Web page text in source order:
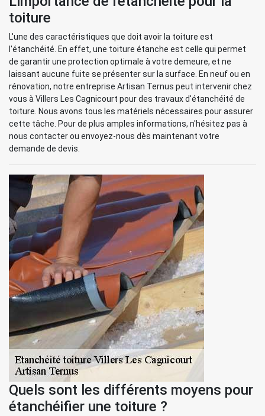
toiture
L'une des caractéristiques que doit avoir la toiture est
l'étanchéité. En effet, une toiture étanche est celle qui permet
de garantir une protection optimale à votre demeure, et ne
laissant aucune fuite se présenter sur la surface. En neuf ou en
rénovation, notre entreprise Artisan Ternus peut intervenir chez
vous à Villers Les Cagnicourt pour des travaux d'étanchéité de
toiture. Nous avons tous les matériels nécessaires pour assurer
cette tâche. Pour de plus amples informations, n'hésitez pas à
nous contacter ou envoyez-nous dès maintenant votre
demande de devis.
Quels sont les différents moyens pour
étanchéifier une toiture ?